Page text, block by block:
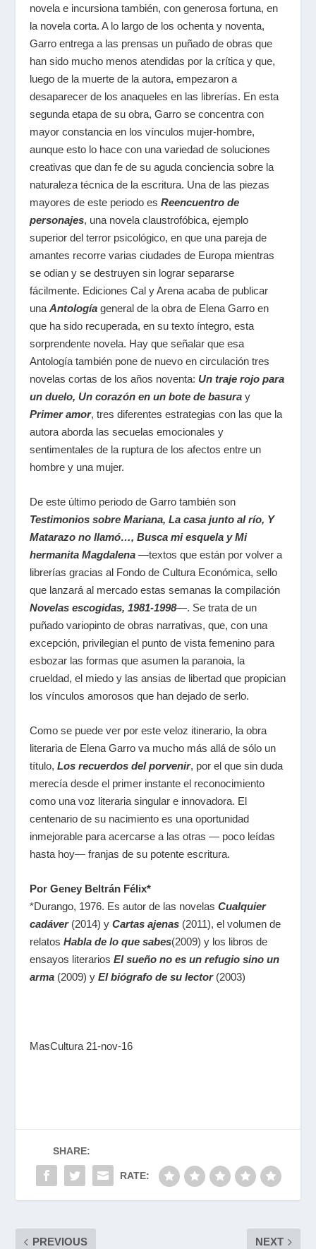
novela e incursiona también, con generosa fortuna, en
la novela corta. A lo largo de los ochenta y noventa,
Garro entrega a las prensas un puñado de obras que
han sido mucho menos atendidas por la crítica y que,
luego de la muerte de la autora, empezaron a
desaparecer de los anaqueles en las librerías. En esta
segunda etapa de su obra, Garro se concentra con
mayor constancia en los vínculos mujer-hombre,
aunque esto lo hace con una variedad de soluciones
creativas que dan fe de su aguda conciencia sobre la
naturaleza técnica de la escritura. Una de las piezas
mayores de este periodo esReencuentro de
personajes, una novela claustrofóbica, ejemplo
superior del terror psicológico, en que una pareja de
amantes recorre varias ciudades de Europa mientras
se odian y se destruyen sin lograr separarse
fácilmente. Ediciones Cal y Arena acaba de publicar
unaAntología general de la obra de Elena Garro en
que ha sido recuperada, en su texto íntegro, esta
sorprendente novela. Hay que señalar que esa
Antología también pone de nuevo en circulación tres
novelas cortas de los años noventa: Un traje rojo para
un duelo, Un corazón en un bote de basuray
Primer amor, tres diferentes estrategias con las que la
autora aborda las secuelas emocionales y
sentimentales de la ruptura de los afectos entre un
hombre y una mujer.
De este último periodo de Garro también son
Testimonios sobre Mariana, La casa junto al río, Y
Matarazo no llamó…, Busca mi esquela y Mi
hermanita Magdalena —textos que están por volver a
librerías gracias al Fondo de Cultura Económica, sello
que lanzará al mercado estas semanas la compilación
Novelas escogidas, 1981-1998—. Se trata de un
puñado variopinto de obras narrativas, que, con una
excepción, privilegian el punto de vista femenino para
esbozar las formas que asumen la paranoia, la
crueldad, el miedo y las ansias de libertad que propician
los vínculos amorosos que han dejado de serlo.
Como se puede ver por este veloz itinerario, la obra
literaria de Elena Garro va mucho más allá de sólo un
título,Los recuerdos del porvenir, por el que sin duda
merecía desde el primer instante el reconocimiento
como una voz literaria singular e innovadora. El
centenario de su nacimiento es una oportunidad
inmejorable para acercarse a las otras — poco leídas
hasta hoy— franjas de su potente escritura.
Por Geney Beltrán Félix*
*Durango, 1976. Es autor de las novelas Cualquier
cadáver (2014) yCartas ajenas (2011), el volumen de
relatosHabla de lo que sabes(2009) y los libros de
ensayos literariosEl sueño no es un refugio sino un
arma (2009) y El biógrafo de su lector(2003)
MasCultura 21-nov-16
SHARE:
RATE:
PREVIOUS NEXT